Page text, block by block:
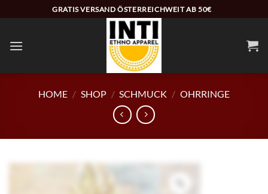
Inhalt
GRATIS VERSAND ÖSTERREICHWEIT AB 50€
HOME / SHOP / SCHMUCK / OHRRINGE